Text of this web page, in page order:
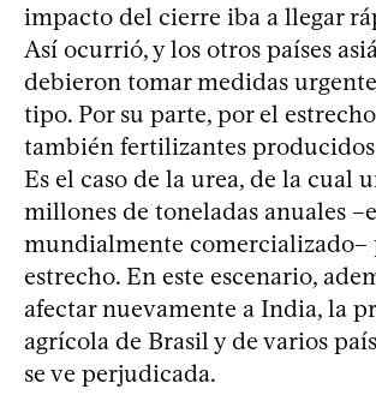
impacto del cierre iba a llegar
Así ocurrió, y los otros países
debieron tomar medidas
tipo. Por su parte, por el
también fertilizantes
Es el caso de la urea, de la cual
millones de toneladas anuales
mundialmente comercializado–
estrecho. En este escenario,
afectar nuevamente a India, la
agrícola de Brasil y de varios
se ve perjudicada.